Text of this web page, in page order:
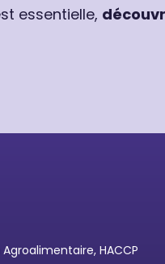
essentielle,
HACCP